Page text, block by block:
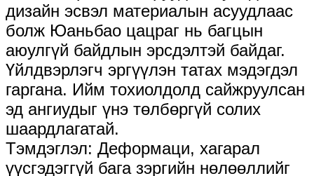
дизайн эсвэл материалын асуудлаас
болж Юаньбао цацраг нь багцын
аюулгүй байдлын эрсдэлтэй байдаг.
Үйлдвэрлэгч эргүүлэн татах мэдэгдэл
гаргана. Ийм тохиолдолд сайжруулсан
эд ангиудыг үнэ төлбөргүй солих
шаардлагатай.
Тэмдэглэл: Деформаци, хагарал
үүсгэдэггүй бага зэргийн нөлөөллийг